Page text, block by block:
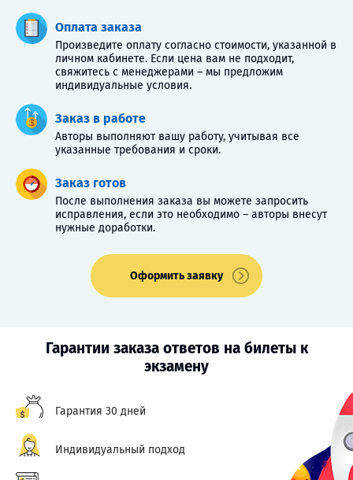
Оплата заказа
Произведите оплату согласно стоимости, указанной в
личном кабинете. Если цена вам не подходит,
свяжитесь с менеджерами – мы предложим
индивидуальные условия.
Заказ в работе
Авторы выполняют вашу работу, учитывая все
указанные требования и сроки.
Заказ готов
После выполнения заказа вы можете запросить
исправления, если это необходимо – авторы внесут
нужные доработки.
Оформить заявку
Гарантии заказа ответов на билеты к
экзамену
Гарантия 30 дней
Индивидуальный подход